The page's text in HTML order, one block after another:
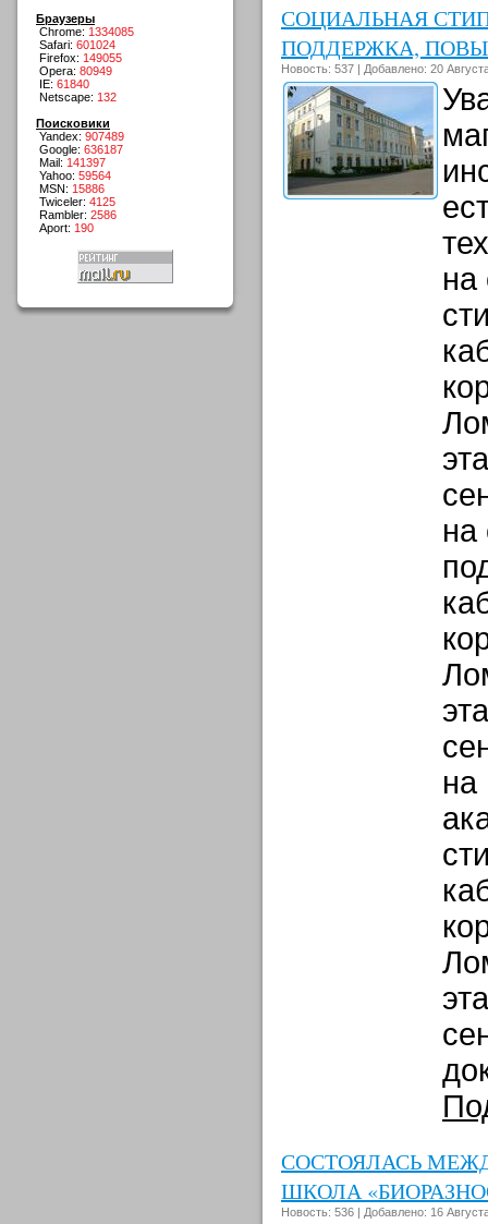
Браузеры
Chrome: 1334085
Safari: 601024
Firefox: 149055
Opera: 80949
IE: 61840
Netscape: 132
Поисковики
Yandex: 907489
Google: 636187
Mail: 141397
Yahoo: 59564
MSN: 15886
Twiceler: 4125
Rambler: 2586
Aport: 190
СОЦИАЛЬНАЯ
ПОДДЕРЖКА,
Новость: 537 | Добавлено: 20
на
на
СОСТОЯЛАСЬ
ШКОЛА
Новость: 536 | Добавлено: 16